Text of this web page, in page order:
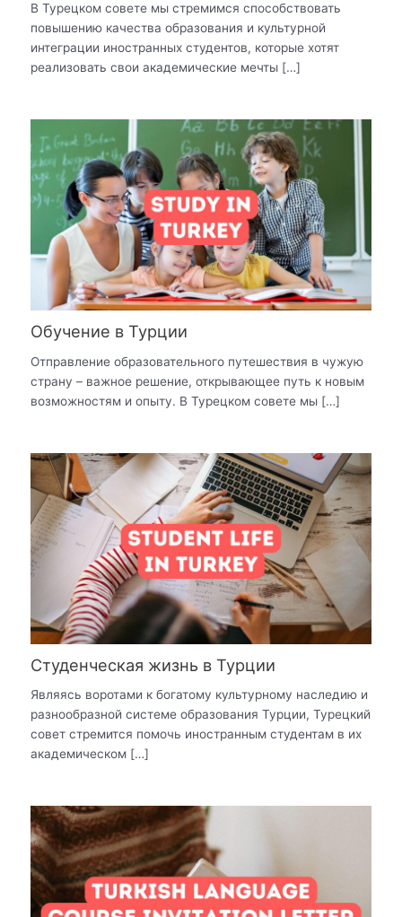
В Турецком совете мы стремимся способствовать
повышению качества образования и культурной
интеграции иностранных студентов, которые хотят
реализовать свои академические мечты […]
Обучение в Турции
Отправление образовательного путешествия в чужую
страну – важное решение, открывающее путь к новым
возможностям и опыту. В Турецком совете мы […]
Студенческая жизнь в Турции
Являясь воротами к богатому культурному наследию и
разнообразной системе образования Турции, Турецкий
совет стремится помочь иностранным студентам в их
академическом […]